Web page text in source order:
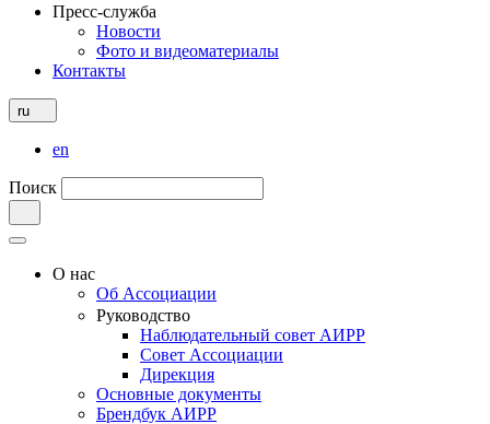
Пресс-служба
Новости
Фото и видеоматериалы
Контакты
ru
en
Поиск
О нас
Об Ассоциации
Руководство
Наблюдательный совет АИРР
Совет Ассоциации
Дирекция
Основные документы
Брендбук АИРР